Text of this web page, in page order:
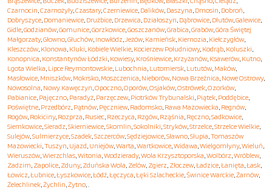
Czarnocin,Czarnożyły,Czastary,Czerniewice, Dalików, Daszyna, Dmosin, Dobroń,
Dobryszyce, Domaniewice, Drużbice, Drzewica, Działoszyn, Dąbrowice, Dłutów,Galewice,
Gidle,Godzianów,Gomunice,Gorzkowice,Goszczanów,Grabica,Grabów,Góra Świętej
Małgorzaty,Głowno,Głuchów, Inowłódz,Jeżów, Kamieńsk, Kiernozia, Kiełczygłów,
Kleszczów, Klonowa, Kluki, Kobiele Wielkie, Kocierzew Południowy, Kodrąb, Koluszki,
Konopnica, Konstantynów Łódzki, Kowiesy, Krośniewice, Krzyżanów, Ksawerów, Kutno,
Lgota Wielka, Lipce Reymontowskie, Lubochnia, Lutomiersk, Lututów, Maków,
Masłowice, Mniszków, Mokrsko, Moszczenica, Nieborów, Nowa Brzeźnica, Nowe Ostrowy,
Nowosolna, Nowy Kawęczyn,Opoczno,Oporów,Osjaków,Ostrówek,Ozorków,
Pabianice, Pajęczno, Paradyż, Parzęczew, Piotrków Trybunalski, Piątek, Poddębice,
Poświętne, Przedbórz, Pątnów, Pęczniew, Radomsko, Rawa Mazowiecka, Regnów,
Rogów, Rokiciny, Rozprza, Rusiec, Rzeczyca, Rzgów, Rząśnia, Ręczno,Sadkowice,
Siemkowice,Sieradz,Skierniewice,Skomlin,Sokolniki,Stryków,Strzelce,Strzelce Wielkie,
Sulejów,Sulmierzyce,Szadek,Szczerców,Sędziejowice,Sławno,Słupia,Tomaszów
Mazowiecki,Tuszyn, Ujazd, Uniejów,Warta,Wartkowice,Widawa,Wielgomłyny,Wieluń,
Wieruszów,Wierzchlas,Witonia,Wodzierady,Wola Krzysztoporska,Wolbórz,Wróblew,
Zadzim, Zapolice, Zduny, Zduńska Wola, Zelów, Zgierz, Złoczew,Ładzice,Łanięta,Łask,
Łowicz,Łubnice,Łyszkowice,Łódź,Łęczyca,Łęki Szlacheckie,Świnice Warckie,Żarnów,
Żelechlinek,Żychlin,Żytno, .